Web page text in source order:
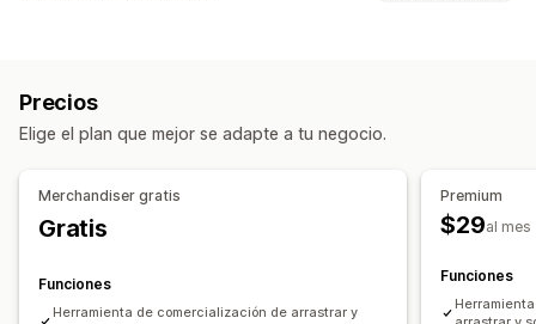
Gestión de colecciones
Creación de colecciones
Edición masiva
Pruebas A/B
Información útil de IA
Informes y estadísticas de pago
Imágenes e informes
Panel de control de informes y estadísticas
Precios
Elige el plan que mejor se adapte a tu negocio.
Merchandiser gratis
Gratis
Funciones
Herramienta de comercialización de arrastrar y
Premium
$29al mes
Funciones